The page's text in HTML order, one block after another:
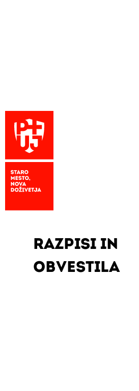
RAZPISI IN
OBVESTILA